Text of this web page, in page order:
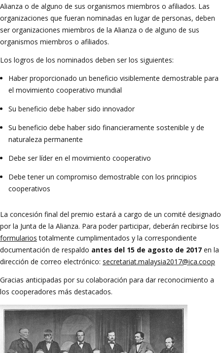
Alianza o de alguno de sus organismos miembros o afiliados. Las
organizaciones que fueran nominadas en lugar de personas, deben
ser organizaciones miembros de la Alianza o de alguno de sus
organismos miembros o afiliados.
Los logros de los nominados deben ser los siguientes:
Haber proporcionado un beneficio visiblemente demostrable para
el movimiento cooperativo mundial
Su beneficio debe haber sido innovador
Su beneficio debe haber sido financieramente sostenible y de
naturaleza permanente
Debe ser líder en el movimiento cooperativo
Debe tener un compromiso demostrable con los principios
cooperativos
La concesión final del premio estará a cargo de un comité designado
por la Junta de la Alianza. Para poder participar, deberán recibirse los
formularios totalmente cumplimentados y la correspondiente
documentación de respaldo antes del 15 de agosto de 2017 en la
dirección de correo electrónico: secretariat.malaysia2017@ica.coop
Gracias anticipadas por su colaboración para dar reconocimiento a
los cooperadores más destacados.